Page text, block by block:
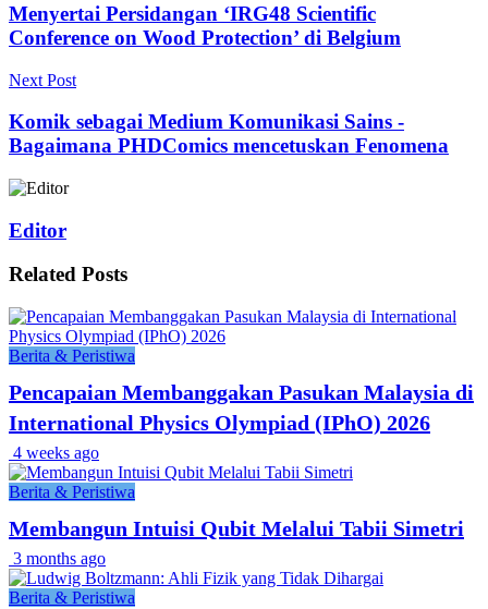
Menyertai Persidangan ‘IRG48 Scientific
Conference on Wood Protection’ di Belgium
Next Post
Komik sebagai Medium Komunikasi Sains -
Bagaimana PHDComics mencetuskan Fenomena
Editor
Related Posts
Berita & Peristiwa
Pencapaian Membanggakan Pasukan Malaysia di
International Physics Olympiad (IPhO) 2026
4 weeks ago
Berita & Peristiwa
Membangun Intuisi Qubit Melalui Tabii Simetri
3 months ago
Berita & Peristiwa